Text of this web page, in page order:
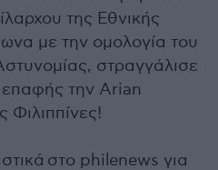
της Εθνικής
με την ομολογία του
στραγγάλισε
την Arian
Φιλιππίνες!
στο philenews για